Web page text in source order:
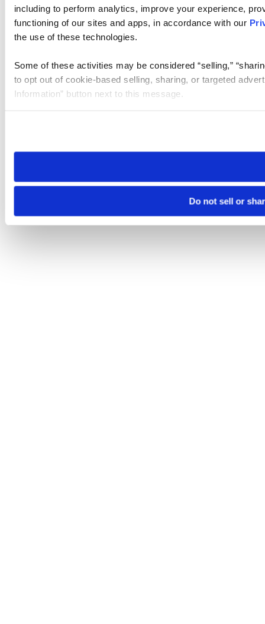
including to perform analytics, improve your experience,
functioning of our sites and apps, in accordance with our
the use of these technologies.
Some of these activities may be considered “selling,”
to opt out of cookie-based selling, sharing, or targeted
Information” button next to this message.
need to be set again.
Do not sell or